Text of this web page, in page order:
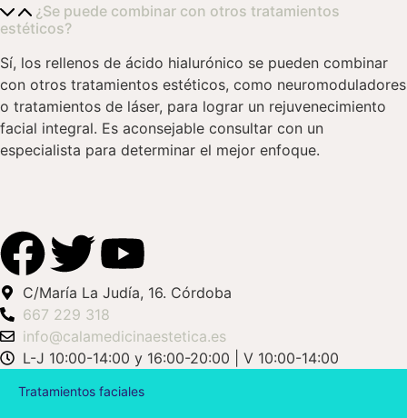
¿Se puede combinar con otros tratamientos
estéticos?
Sí, los rellenos de ácido hialurónico se pueden combinar
con otros tratamientos estéticos, como neuromoduladores
o tratamientos de láser, para lograr un rejuvenecimiento
facial integral. Es aconsejable consultar con un
especialista para determinar el mejor enfoque.
C/María La Judía, 16. Córdoba
667 229 318
info@calamedicinaestetica.es
L-J 10:00-14:00 y 16:00-20:00 | V 10:00-14:00
Tratamientos faciales